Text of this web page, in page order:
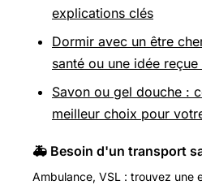
explications clés
Dormir avec un être
santé ou une idée reçue
Savon ou gel douche :
meilleur choix pour
🚑 Besoin d'un transport
Ambulance, VSL : trouvez une